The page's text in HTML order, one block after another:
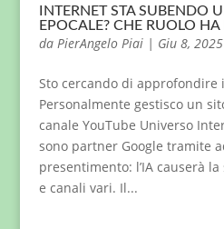
INTERNET STA SUBENDO
EPOCALE? CHE RUOLO HA
da PierAngelo Piai| Giu 8, 2025
Sto cercando di approfondire
Personalmente gestisco un
canale YouTube Universo
sono partner Google tramite
presentimento: l’IA causerà
e canali vari. Il...